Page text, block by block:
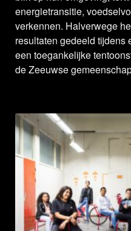
energietransitie,
verkennen. Halverwege
resultaten gedeeld tijdens
een toegankelijke
de Zeeuwse